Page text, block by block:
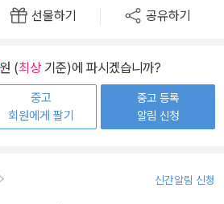
선물하기 공유하기
원 (최상기준)에 파시겠습니까?
중고
회원에게 팔기
중고 등록
알림 신청
신간알림 신청